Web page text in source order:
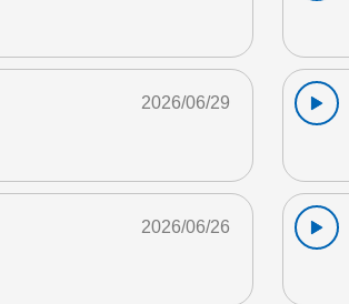
2026/06/29
2026/06/26